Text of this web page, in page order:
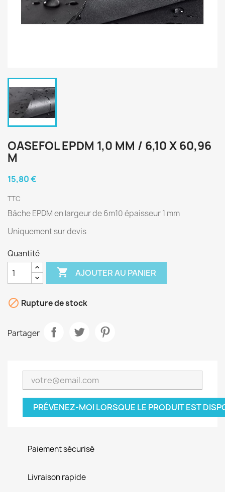
OASEFOL EPDM 1,0 MM / 6,10 X 60,96
M
15,80 €
TTC
Bâche EPDM en largeur de 6m10 épaisseur 1 mm
Uniquement sur devis
Quantité
 AJOUTER AU PANIER
 Rupture de stock
Partager
PRÉVENEZ-MOI LORSQUE LE PRODUIT EST
Paiement sécurisé
Livraison rapide